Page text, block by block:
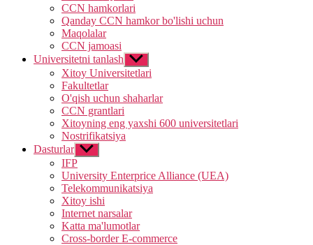
CCN hamkorlari
Qanday CCN hamkor bo'lishi uchun
Maqolalar
CCN jamoasi
Universitetni tanlash Show
sub
menu
Xitoy Universitetlari
Fakultetlar
O'qish uchun shaharlar
CCN grantlari
Xitoyning eng yaxshi 600 universitetlari
Nostrifikatsiya
Dasturlar Show
sub
menu
IFP
University Enterprice Alliance (UEA)
Telekommunikatsiya
Xitoy ishi
Internet narsalar
Katta ma'lumotlar
Cross-border E-commerce